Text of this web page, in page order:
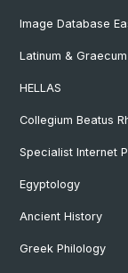
Image Database
Latinum & Graecum
HELLAS
Collegium Beatus
Specialist Internet
Egyptology
Ancient History
Greek Philology